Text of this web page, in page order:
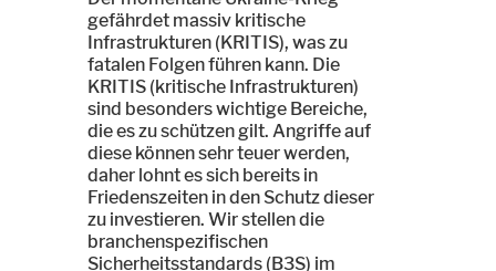
gefährdet massiv kritische
Infrastrukturen (KRITIS), was zu
fatalen Folgen führen kann. Die
KRITIS (kritische Infrastrukturen)
sind besonders wichtige Bereiche,
die es zu schützen gilt. Angriffe auf
diese können sehr teuer werden,
daher lohnt es sich bereits in
Friedenszeiten in den Schutz dieser
zu investieren. Wir stellen die
branchenspezifischen
Sicherheitsstandards (B3S) im